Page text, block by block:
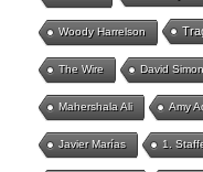
Woody Harrelson
The Wire David Simon
Mahershala Ali Amy
Javier Marías 1.